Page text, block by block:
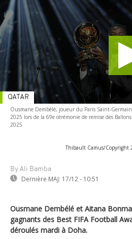
Ousmane Dembélé, joueur du Paris Saint-
2025 lors de la 69e cérémonie de remise des
2025
Thibault Camus/Copyright
By Ali Bamba
Dernière MAJ: 17/12 - 10:51
QATAR
Ousmane Dembélé et Aitana
gagnants des Best FIFA Football
déroulés mardi à Doha.